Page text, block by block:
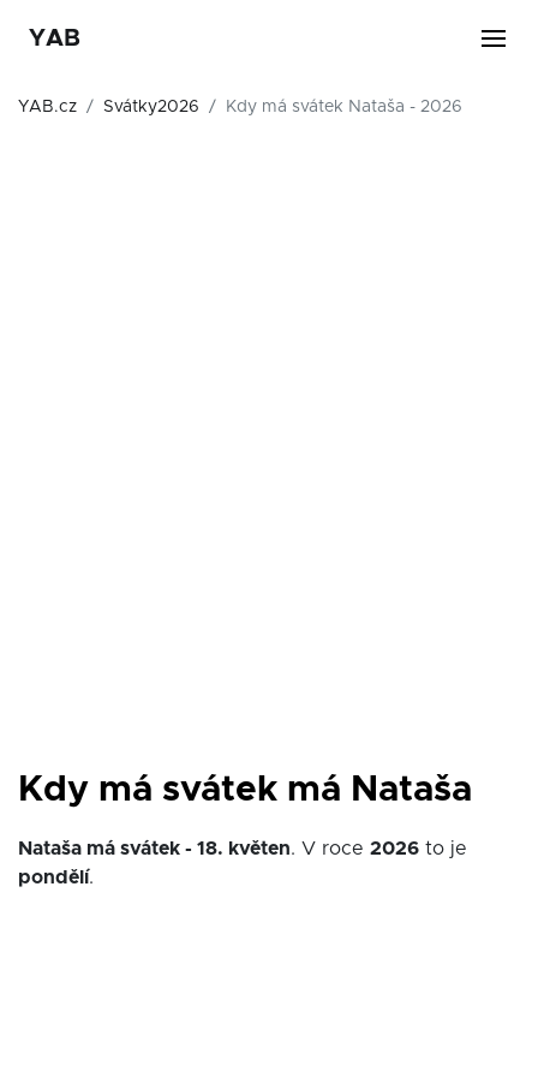
YAB
YAB.cz Svátky2026 Kdy má svátek Nataša - 2026
Kdy má svátek má Nataša
Nataša má svátek - 18. květen. V roce 2026 to je
pondělí.